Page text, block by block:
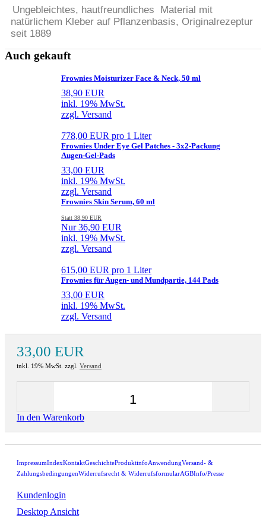
Ungebleichtes, hautfreundliches Material mit
natürlichem Kleber auf Pflanzenbasis, Originalrezeptur
seit 1889
Auch gekauft
Frownies Moisturizer Face & Neck, 50 ml
38,90 EUR
inkl. 19% MwSt.
zzgl. Versand
778,00 EUR pro 1 Liter
Frownies Under Eye Gel Patches - 3x2-Packung
Augen-Gel-Pads
33,00 EUR
inkl. 19% MwSt.
zzgl. Versand
Frownies Skin Serum, 60 ml
Statt 38,90 EUR
Nur 36,90 EUR
inkl. 19% MwSt.
zzgl. Versand
615,00 EUR pro 1 Liter
Frownies für Augen- und Mundpartie, 144 Pads
33,00 EUR
inkl. 19% MwSt.
zzgl. Versand
33,00 EUR
inkl. 19% MwSt. zzgl. Versand
In den Warenkorb
ImpressumIndexKontaktGeschichteProduktinfoAnwendungVersand- &
ZahlungsbedingungenWiderrufsrecht & WiderrufsformularAGBInfo/Presse
Kundenlogin
Desktop Ansicht